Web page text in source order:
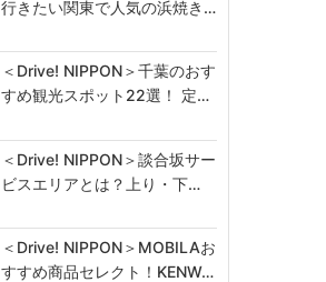
行きたい関東で人気の浜焼き…
＜Drive! NIPPON＞千葉のおす
すめ観光スポット22選！ 定…
＜Drive! NIPPON＞談合坂サー
ビスエリアとは？上り・下…
＜Drive! NIPPON＞MOBILAお
すすめ商品セレクト！KENW…